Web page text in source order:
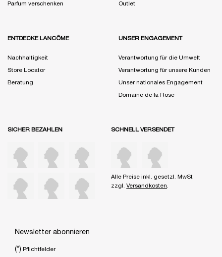
Parfum verschenken Outlet
ENTDECKE LANCÔME
Nachhaltigkeit
Store Locator
Beratung
UNSER ENGAGEMENT
Verantwortung für die Umwelt
Verantwortung für unsere Kunden
Unser nationales Engagement
Domaine de la Rose
SICHER BEZAHLEN SCHNELL VERSENDET
Alle Preise inkl. gesetzl. MwSt
zzgl. Versandkosten.
Newsletter abonnieren
(*) Pflichtfelder